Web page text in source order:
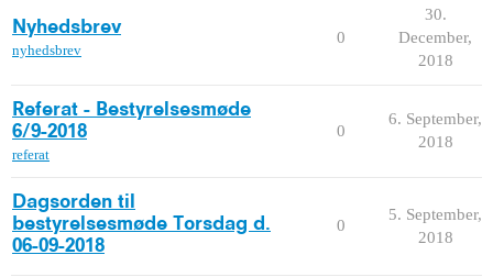
Nyhedsbrev
nyhedsbrev
0
30.
December,
2018
Referat - Bestyrelsesmøde
6/9-2018
referat
0
6. September,
2018
Dagsorden til
bestyrelsesmøde Torsdag d.
06-09-2018
0
5. September,
2018